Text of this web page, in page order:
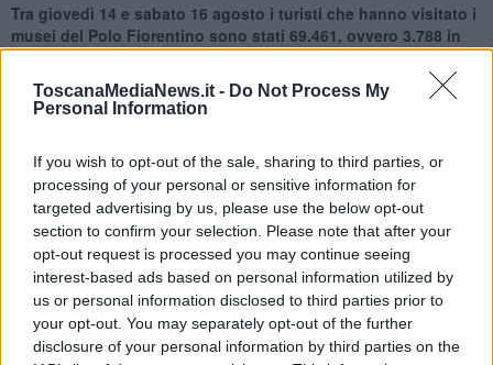
ToscanaMediaNews.it - Do Not Process My
Personal Information
If you wish to opt-out of the sale, sharing to third parties, or
processing of your personal or sensitive information for
targeted advertising by us, please use the below opt-out
section to confirm your selection. Please note that after your
opt-out request is processed you may continue seeing
interest-based ads based on personal information utilized by
us or personal information disclosed to third parties prior to
your opt-out. You may separately opt-out of the further
disclosure of your personal information by third parties on the
Tra giovedì 14 e sabato 16 agosto i turisti che hanno visitato i
musei del Polo Fiorentino sono stati 69.461, ovvero 3.788 in
più del 2013
FIRENZE —Il Polo Museale Fiorentino ha registratoquasi
70mila visitatorinel fine settimana di Ferragosto. Un aumento
dovuto anche al maltempo che ha fatto spostare il flusso dei
turisti dalle spiagge alle città d'arte.
Tra giovedì 14 e sabato 16 agosto sono stati 69.461 i visitatori dei
musei del Polo Fiorentino, ovvero 3.788 in più rispetto agli stessi
giorni del 2013, pari a un aumento del5,77%.